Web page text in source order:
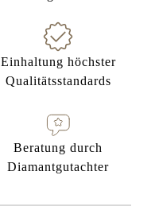
Einhaltung höchster
Qualitätsstandards
Beratung durch
Diamantgutachter